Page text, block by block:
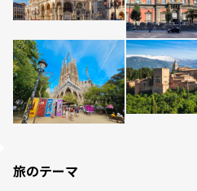
旅のテーマ